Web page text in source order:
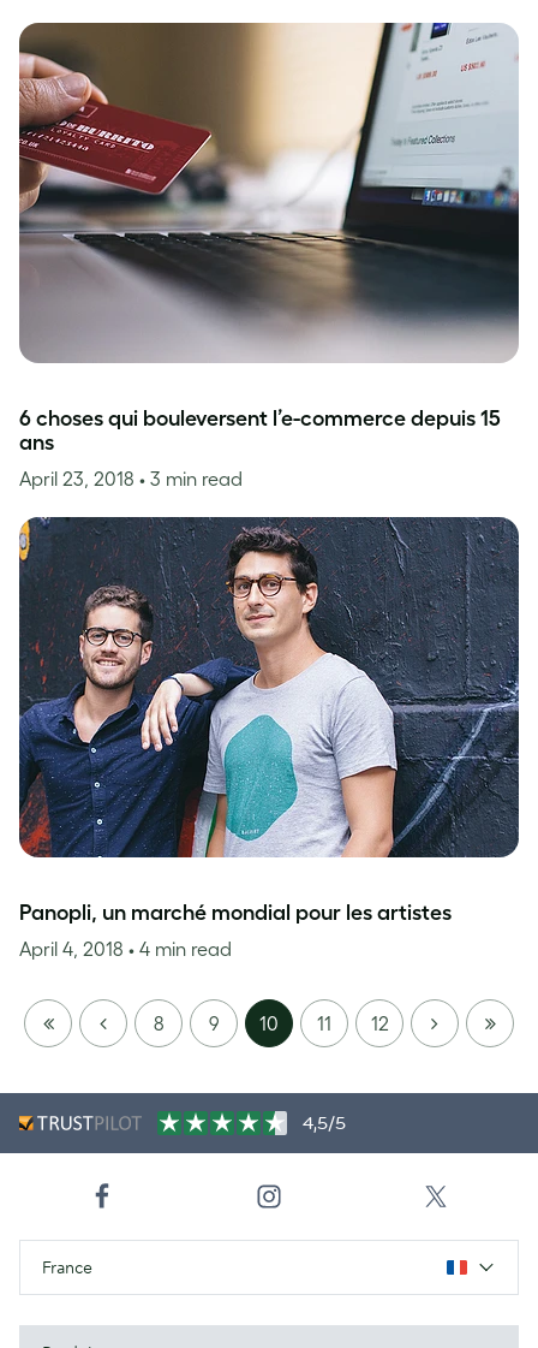
6 choses qui bouleversent l’e-commerce depuis 15
ans
April 23, 2018 • 3 min read
Panopli, un marché mondial pour les artistes
April 4, 2018 • 4 min read
FIRST
PAGE
PREVIOUS
8 9 10 11 12 NEXT
LAST
PAGE
4,5/5
France